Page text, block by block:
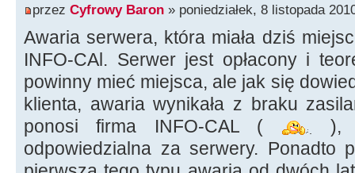
przez Cyfrowy Baron » poniedziałek, 8 listopada
Awaria serwera, która miała dziś
INFO-CAl. Serwer jest opłacony i
powinny mieć miejsca, ale jak się
klienta, awaria wynikała z braku
ponosi firma INFO-CAL (
),
odpowiedzialna za serwery. Ponadto